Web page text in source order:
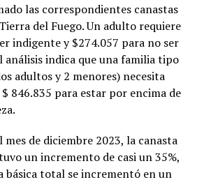
las correspondientes canastas
del Fuego. Un adulto requiere
indigente y $274.057 para no ser
análisis indica que una familia tipo
adultos y 2 menores) necesita
846.835 para estar por encima de
mes de diciembre 2023, la canasta
un incremento de casi un 35%,
básica total se incrementó en un